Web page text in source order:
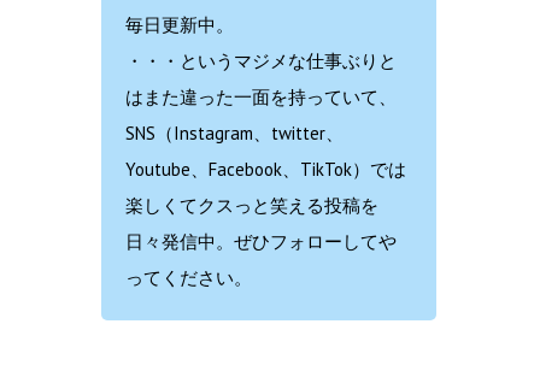
毎日更新中。
・・・というマジメな仕事ぶりと
はまた違った一面を持っていて、
SNS（Instagram、twitter、
Youtube、Facebook、TikTok）では
楽しくてクスっと笑える投稿を
日々発信中。ぜひフォローしてや
ってください。